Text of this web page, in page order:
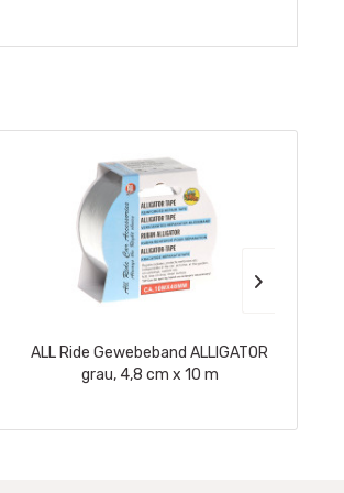
ALL Ride Gewebeband ALLIGATOR
grau, 4,8 cm x 10 m